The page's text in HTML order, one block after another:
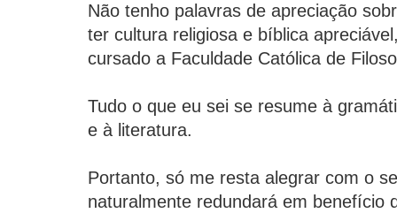
Não tenho palavras de apreciação
ter cultura religiosa e bíblica
cursado a Faculdade Católica de
Tudo o que eu sei se resume à
e à literatura.
Portanto, só me resta alegrar com o
naturalmente redundará em benefício